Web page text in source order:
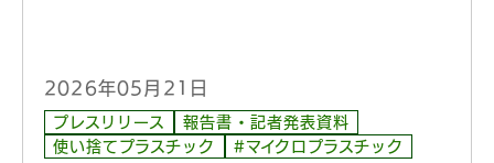
2026年05月21日
プレスリリース
報告書・記者発表資料
使い捨てプラスチック
#マイクロプラスチック